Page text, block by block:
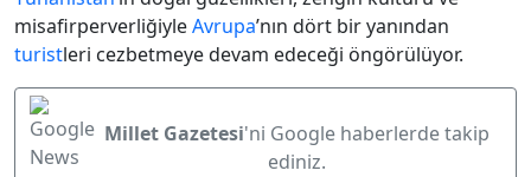
misafirperverliğiyleAvrupa’nın dört bir yanından
turistleri cezbetmeye devam edeceği öngörülüyor.
Millet Gazetesi'ni Google haberlerde takip
ediniz.